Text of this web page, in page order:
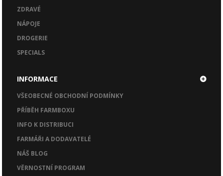
ZDRAVÉ
NÁPOJE
DROGERIE
SPECIALS
INFORMACE
VŠEOBECNÉ OBCHODNÍ PODMÍNKY
PŘÍBĚH FARMBOXU
INFO K DISTRIBUCI
FARMÁŘI A DODAVATELÉ
NÁŠ BLOG
VĚRNOSTNÍ PROGRAM